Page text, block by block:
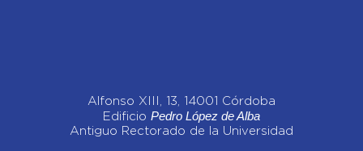
Alfonso XIII, 13, 14001 Córdoba
Edificio Pedro López de Alba
Antiguo Rectorado de la Universidad